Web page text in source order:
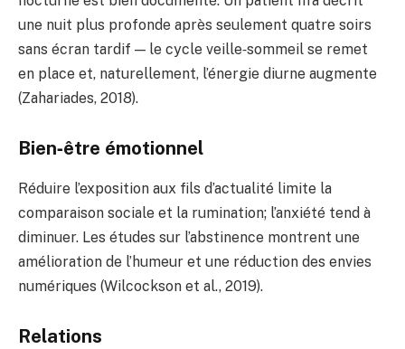
une nuit plus profonde après seulement quatre soirs
sans écran tardif — le cycle veille‑sommeil se remet
en place et, naturellement, l’énergie diurne augmente
(Zahariades, 2018).
Bien‑être émotionnel
Réduire l’exposition aux fils d’actualité limite la
comparaison sociale et la rumination; l’anxiété tend à
diminuer. Les études sur l’abstinence montrent une
amélioration de l’humeur et une réduction des envies
numériques (Wilcockson et al., 2019).
Relations